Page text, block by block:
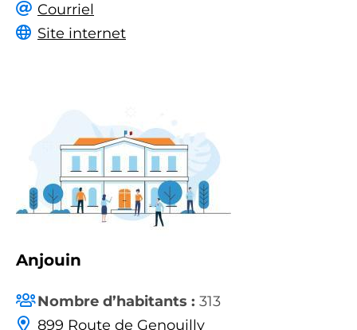
Courriel
Site internet
Anjouin
Nombre d’habitants : 313
899 Route de Genouilly